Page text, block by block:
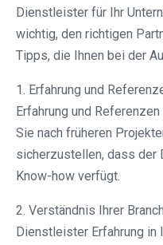
Dienstleister für Ihr
wichtig, den richtigen
Tipps, die Ihnen bei der
1. Erfahrung und
Erfahrung und
Sie nach früheren
sicherzustellen, dass der
Know-how verfügt.
2. Verständnis Ihrer
Dienstleister Erfahrung in